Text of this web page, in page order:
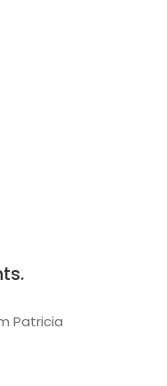
Patricia